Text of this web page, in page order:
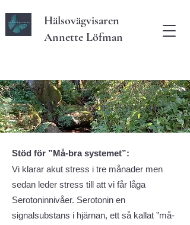
Hälsovägvisaren
Annette Löfman
Stöd för Må-bra-systemet
Stöd för ”Må-bra systemet”:
Vi klarar akut stress i tre månader men
sedan leder stress till att vi får låga
Serotoninnivåer. Serotonin en
signalsubstans i hjärnan, ett så kallat ”må-